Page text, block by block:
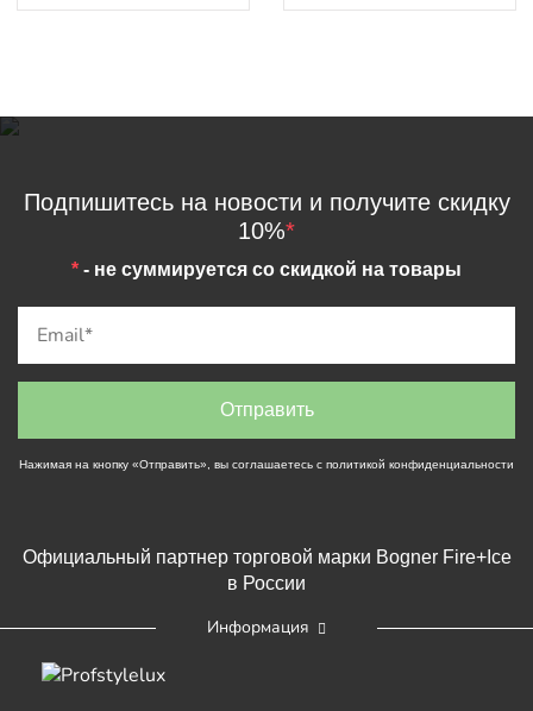
Подпишитесь на новости и получите скидку
10%*
* - не суммируется со скидкой на товары
Нажимая на кнопку «Отправить», вы соглашаетесь с политикой конфиденциальности
Официальный партнер торговой марки Bogner Fire+Ice
в России
Информация